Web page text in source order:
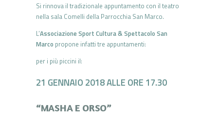
Si rinnova il tradizionale appuntamento con il teatro
nella sala Comelli della Parrocchia San Marco.
L’Associazione Sport Cultura & Spettacolo San
Marco propone infatti tre appuntamenti:
per i più piccini il:
21 GENNAIO 2018 ALLE ORE 17.30
“MASHA E ORSO”